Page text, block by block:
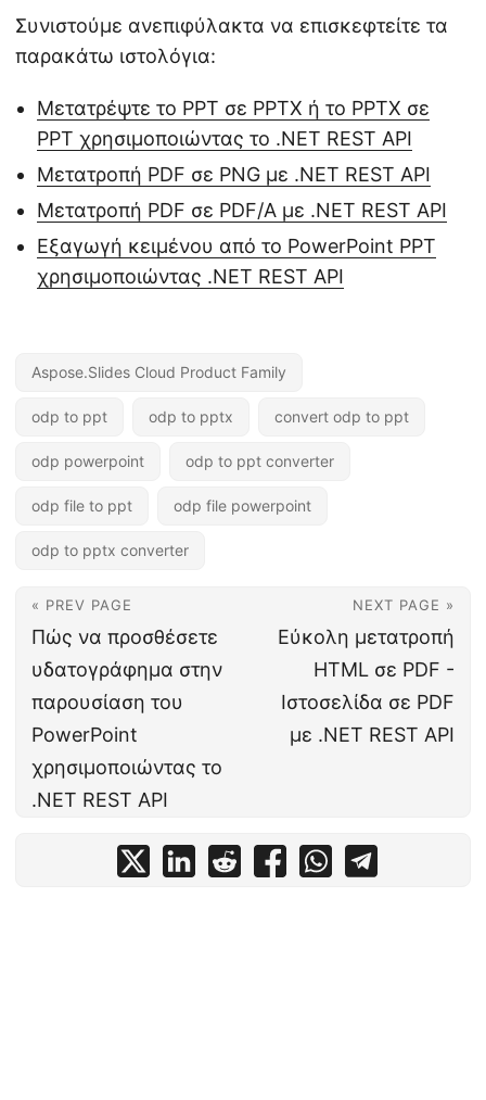
Συνιστούμε ανεπιφύλακτα να επισκεφτείτε τα
παρακάτω ιστολόγια:
Μετατρέψτε το PPT σε PPTX ή το PPTX σε
PPT χρησιμοποιώντας το .NET REST API
Μετατροπή PDF σε PNG με .NET REST API
Μετατροπή PDF σε PDF/A με .NET REST API
Εξαγωγή κειμένου από το PowerPoint PPT
χρησιμοποιώντας .NET REST API
Aspose.Slides Cloud Product Family
odp to ppt odp to pptx convert odp to ppt
odp powerpoint odp to ppt converter
odp file to ppt odp file powerpoint
odp to pptx converter
« PREV PAGE
Πώς να προσθέσετε
υδατογράφημα στην
παρουσίαση του
PowerPoint
χρησιμοποιώντας το
.NET REST API
NEXT PAGE »
Εύκολη μετατροπή
HTML σε PDF -
Ιστοσελίδα σε PDF
με .NET REST API